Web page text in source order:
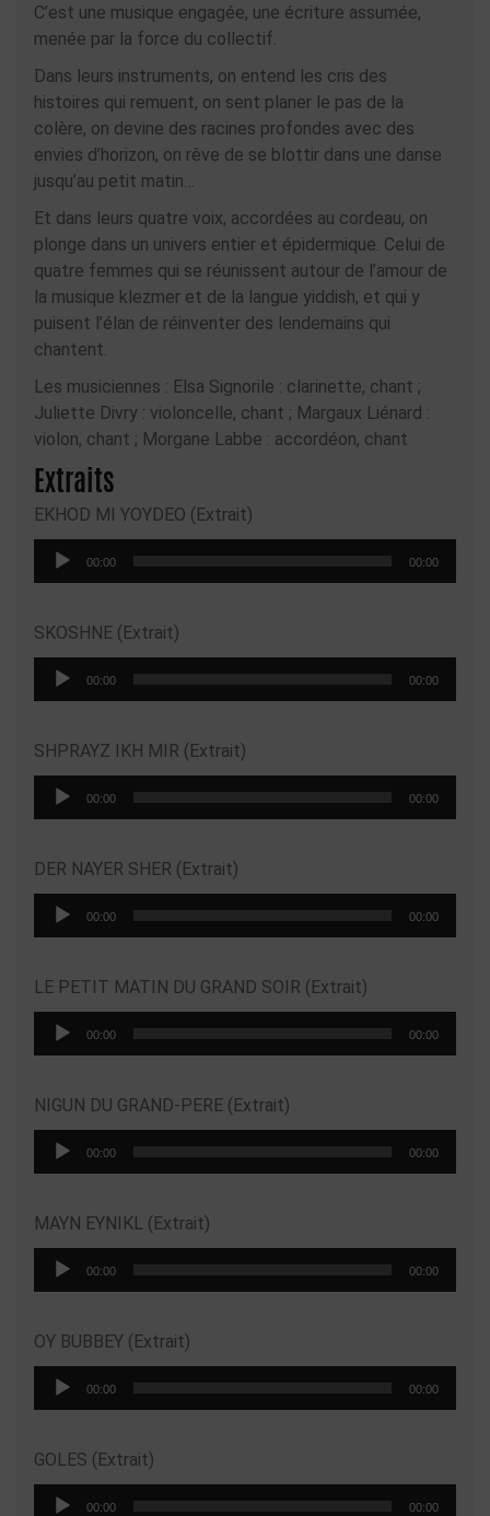
C’est une musique engagée, une écriture assumée,
menée par la force du collectif.
Dans leurs instruments, on entend les cris des
histoires qui remuent, on sent planer le pas de la
colère, on devine des racines profondes avec des
envies d’horizon, on rêve de se blottir dans une danse
jusqu’au petit matin…
Et dans leurs quatre voix, accordées au cordeau, on
plonge dans un univers entier et épidermique. Celui de
quatre femmes qui se réunissent autour de l’amour de
la musique klezmer et de la langue yiddish, et qui y
puisent l’élan de réinventer des lendemains qui
chantent.
Les musiciennes : Elsa Signorile : clarinette, chant ;
Juliette Divry : violoncelle, chant ; Margaux Liénard :
violon, chant ; Morgane Labbe : accordéon, chant
Extraits
EKHOD MI YOYDEO (Extrait)
Lecteur
00:00 00:00
SKOSHNE (Extrait)
Lecteur
00:00 00:00
SHPRAYZ IKH MIR (Extrait)
Lecteur
00:00 00:00
DER NAYER SHER (Extrait)
Lecteur
00:00 00:00
LE PETIT MATIN DU GRAND SOIR (Extrait)
Lecteur
00:00 00:00
NIGUN DU GRAND-PERE (Extrait)
Lecteur
00:00 00:00
MAYN EYNIKL (Extrait)
Lecteur
00:00 00:00
OY BUBBEY (Extrait)
Lecteur
00:00 00:00
GOLES (Extrait)
Lecteur
00:00 00:00